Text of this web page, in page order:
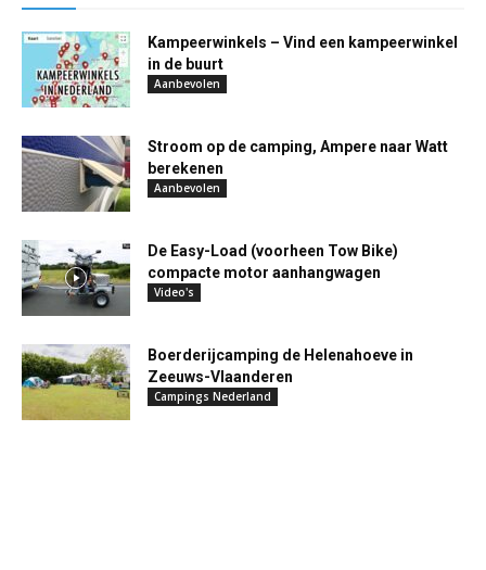
Kampeerwinkels – Vind een kampeerwinkel
in de buurt
Aanbevolen
Stroom op de camping, Ampere naar Watt
berekenen
Aanbevolen
De Easy-Load (voorheen Tow Bike)
compacte motor aanhangwagen
Video's
Boerderijcamping de Helenahoeve in
Zeeuws-Vlaanderen
Campings Nederland